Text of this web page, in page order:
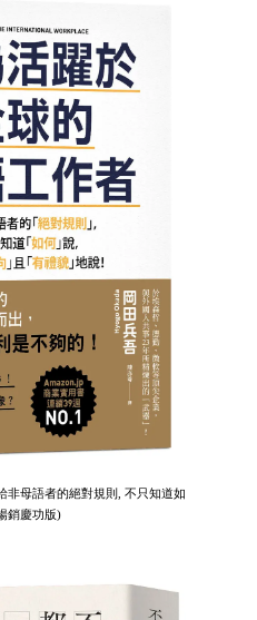
非母語者的絕對規則, 不只知道如
銷慶功版)